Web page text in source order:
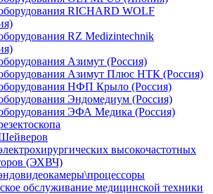
RICHARD WOLF
RZ Medizintechnik
Азимут (Россия)
Азимут Плюс НТК (Россия)
НФП Крыло (Россия)
Эндомедиум (Россия)
ЭФА Медика (Россия)
высокочастотных
(ЭХВЧ)
обслуживание медицинской техники